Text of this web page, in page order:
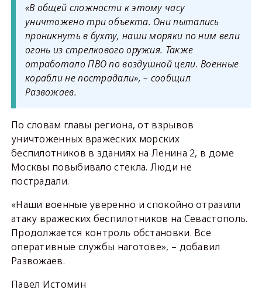
«В общей сложности к этому часу
уничтожено три объекта. Они пытались
проникнуть в бухту, наши моряки по ним вели
огонь из стрелкового оружия. Также
отработало ПВО по воздушной цели. Военные
корабли не пострадали», – сообщил
Развожаев.
По словам главы региона, от взрывов
уничтоженных вражеских морских
беспилотников в зданиях на Ленина 2, в доме
Москвы повыбивало стекла. Люди не
пострадали.
«Наши военные уверенно и спокойно отразили
атаку вражеских беспилотников на Севастополь.
Продолжается контроль обстановки. Все
оперативные службы наготове», – добавил
Развожаев.
Павел Истомин